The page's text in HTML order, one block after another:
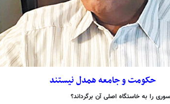
حکومت و جامعه همدل نیستند
را به خاستگاه اصلی آن برگرداند؟